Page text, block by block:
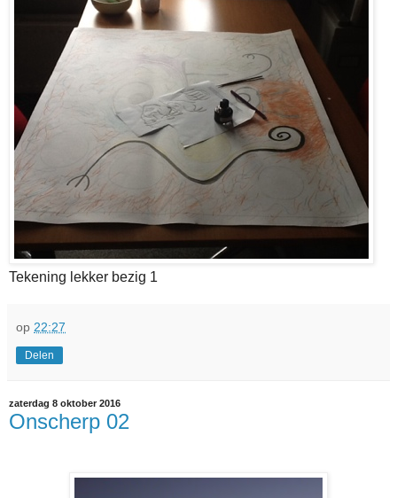
Tekening lekker bezig 1
op 22:27
Delen
zaterdag 8 oktober 2016
Onscherp 02